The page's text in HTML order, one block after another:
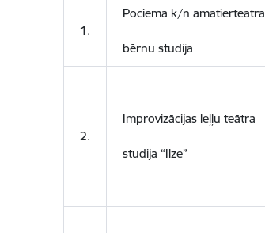
1.
Pociema k/n amatierteātra
bērnu studija
2.
Improvizācijas leļļu teātra
studija “Ilze”